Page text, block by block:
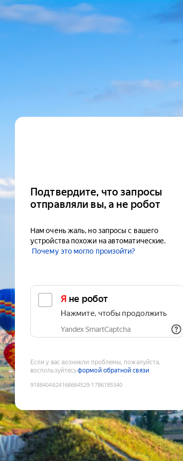
Подтвердите, что запросы
отправляли вы, а не робот
Нам очень жаль, но запросы с вашего
устройства похожи на автоматические.
Почему это могло произойти?
Я не робот
Нажмите, чтобы продолжить
Yandex SmartCaptcha
Если у вас возникли проблемы, пожалуйста,
воспользуйтесьформой обратной связи
9188404624166664529:1786185340